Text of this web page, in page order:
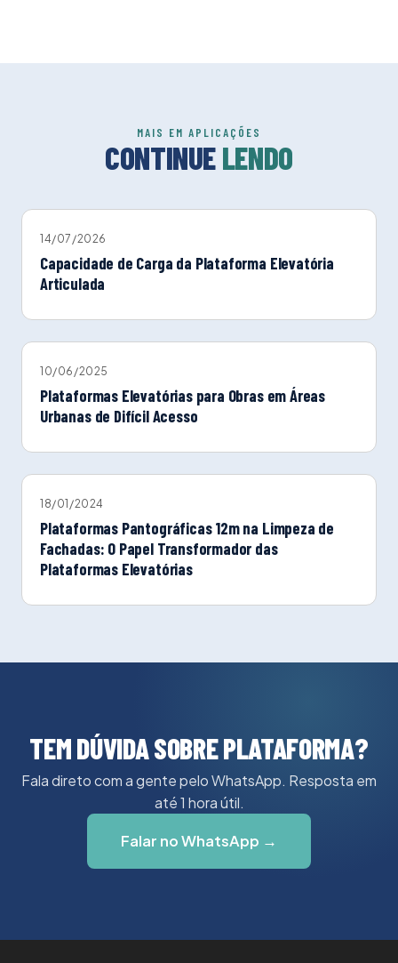
MAIS EM APLICAÇÕES
CONTINUELENDO
14/07/2026
Capacidade de Carga da Plataforma Elevatória
Articulada
10/06/2025
Plataformas Elevatórias para Obras em Áreas
Urbanas de Difícil Acesso
18/01/2024
Plataformas Pantográficas 12m na Limpeza de
Fachadas: O Papel Transformador das
Plataformas Elevatórias
TEM DÚVIDA SOBRE PLATAFORMA?
Fala direto com a gente pelo WhatsApp. Resposta em
até 1 hora útil.
Falar no WhatsApp →